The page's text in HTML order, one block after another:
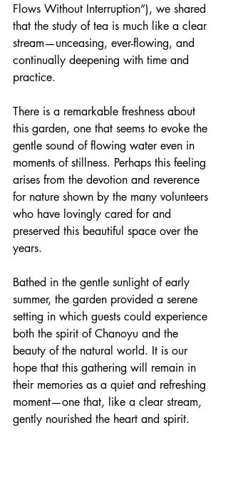
Flows Without Interruption”), we shared
that the study of tea is much like a clear
stream—unceasing, ever-flowing, and
continually deepening with time and
practice.
There is a remarkable freshness about
this garden, one that seems to evoke the
gentle sound of flowing water even in
moments of stillness. Perhaps this feeling
arises from the devotion and reverence
for nature shown by the many volunteers
who have lovingly cared for and
preserved this beautiful space over the
years.
Bathed in the gentle sunlight of early
summer, the garden provided a serene
setting in which guests could experience
both the spirit of Chanoyu and the
beauty of the natural world. It is our
hope that this gathering will remain in
their memories as a quiet and refreshing
moment—one that, like a clear stream,
gently nourished the heart and spirit.